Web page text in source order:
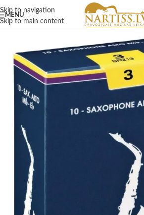
Skip to navigation
Skip to main content
MENU